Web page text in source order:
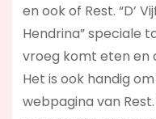
en ook of Rest. “D’
Hendrina” speciale
vroeg komt eten en
Het is ook handig
webpagina van